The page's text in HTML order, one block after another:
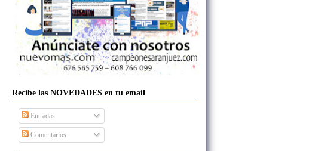
Recibe las NOVEDADES en tu email
Entradas
Comentarios